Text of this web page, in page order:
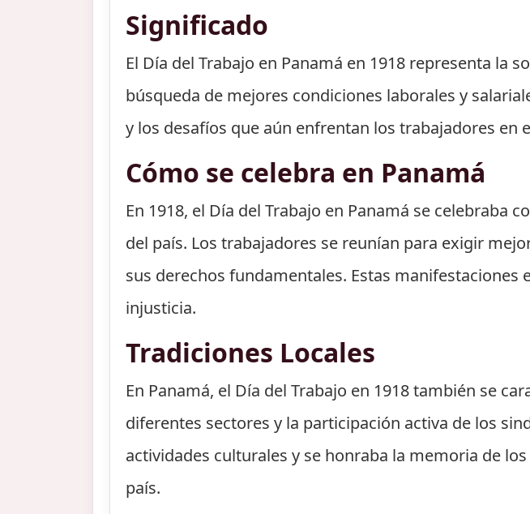
Significado
El Día del Trabajo en Panamá en 1918 representa la
búsqueda de mejores condiciones laborales y
y los desafíos que aún enfrentan los trabajadores en
Cómo se celebra en Panamá
En 1918, el Día del Trabajo en Panamá se celebraba
del país. Los trabajadores se reunían para exigir
sus derechos fundamentales. Estas
injusticia.
Tradiciones Locales
En Panamá, el Día del Trabajo en 1918 también se
diferentes sectores y la participación activa de los
actividades culturales y se honraba la memoria de
país.